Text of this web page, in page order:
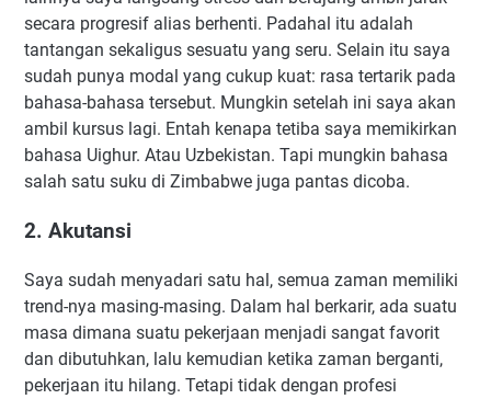
secara progresif alias berhenti. Padahal itu adalah
tantangan sekaligus sesuatu yang seru. Selain itu saya
sudah punya modal yang cukup kuat: rasa tertarik pada
bahasa-bahasa tersebut. Mungkin setelah ini saya akan
ambil kursus lagi. Entah kenapa tetiba saya memikirkan
bahasa Uighur. Atau Uzbekistan. Tapi mungkin bahasa
salah satu suku di Zimbabwe juga pantas dicoba.
2. Akutansi
Saya sudah menyadari satu hal, semua zaman memiliki
trend-nya masing-masing. Dalam hal berkarir, ada suatu
masa dimana suatu pekerjaan menjadi sangat favorit
dan dibutuhkan, lalu kemudian ketika zaman berganti,
pekerjaan itu hilang. Tetapi tidak dengan profesi